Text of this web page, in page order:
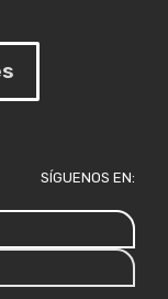
SÍGUENOS EN: